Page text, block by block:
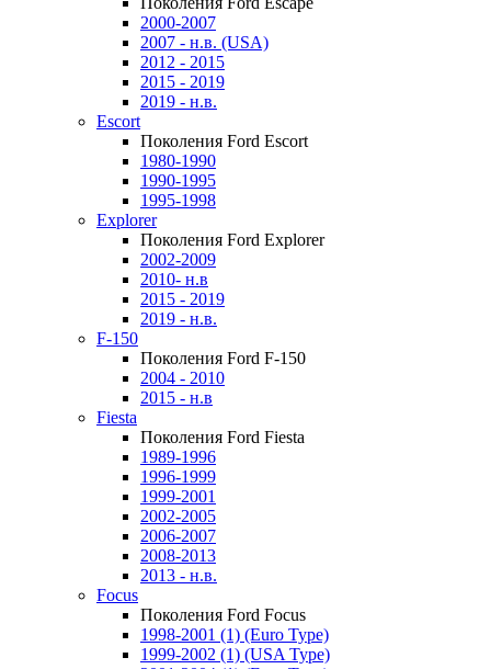
2000-2007
2007 - н.в. (USA)
2012 - 2015
2015 - 2019
2019 - н.в.
Escort
Поколения Ford Escort
1980-1990
1990-1995
1995-1998
Explorer
Поколения Ford Explorer
2002-2009
2010- н.в
2015 - 2019
2019 - н.в.
F-150
Поколения Ford F-150
2004 - 2010
2015 - н.в
Fiesta
Поколения Ford Fiesta
1989-1996
1996-1999
1999-2001
2002-2005
2006-2007
2008-2013
2013 - н.в.
Focus
Поколения Ford Focus
1998-2001 (1) (Euro Type)
1999-2002 (1) (USA Type)